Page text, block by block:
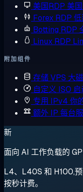
美国RDP 美
Forex RDP
Botting RDP
Linux RDP
附加组件
存储 VPS 大
自定义 ISO
专用 IPv4 你
额外 IP 每台
新
面向 AI 工作负载的
L4、L40S 和 H100,
按秒计费。